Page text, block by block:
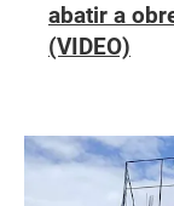
abatir a
(VIDEO)